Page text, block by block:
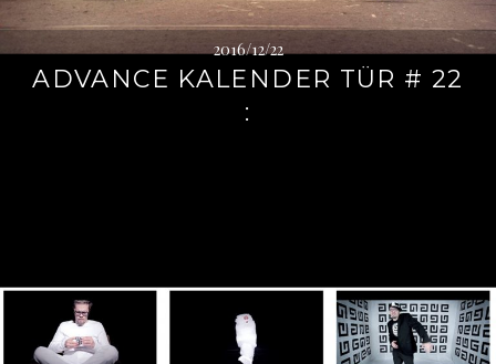
2016/12/22
ADVANCE KALENDER TÜR # 22
: